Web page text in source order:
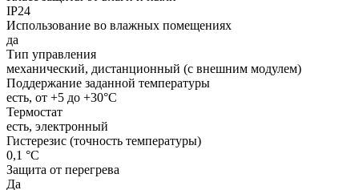
IP24
Использование во влажных помещениях
да
Тип управления
механический, дистанционный (с внешним модулем)
Поддержание заданной температуры
есть, от +5 до +30°С
Термостат
есть, электронный
Гистерезис (точность температуры)
0,1 °С
Защита от перегрева
Да